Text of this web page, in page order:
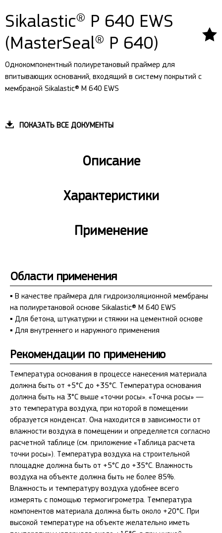
Sikalastic® P 640 EWS
(MasterSeal® P 640)
Однокомпонентный полиуретановый праймер для
впитывающих оснований, входящий в систему покрытий с
мембраной Sikalastic® M 640 EWS
ПОКАЗАТЬ ВСЕ ДОКУМЕНТЫ
Описание
Характеристики
Применение
Области применения
▪ В качестве праймера для гидроизоляционной мембраны
на полиуретановой основе Sikalastic® M 640 EWS
▪ Для бетона, штукатурки и стяжки на цементной основе
▪ Для внутреннего и наружного применения
Рекомендации по применению
Температура основания в процессе нанесения материала
должна быть от +5°С до +35°С. Температура основания
должна быть на 3°С выше «точки росы». «Точка росы» —
это температура воздуха, при которой в помещении
образуется конденсат. Она находится в зависимости от
влажности воздуха в помещении и определяется согласно
расчетной таблице (см. приложение «Таблица расчета
точки росы»). Температура воздуха на строительной
площадке должна быть от +5°С до +35°С. Влажность
воздуха на объекте должна быть не более 85%.
Влажность и температуру воздуха удобнее всего
измерять с помощью термогигрометра. Температура
компонентов материала должна быть около +20°С. При
высокой температуре на объекте желательно иметь